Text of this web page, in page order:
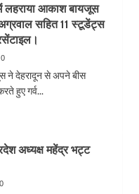
लहराया आकाश बायजूस
सहित 11 स्टूडेंट्स
0
ने देहरादून से अपने बीस
हुए गर्व...
अध्यक्ष महेंद्र भट्ट
0